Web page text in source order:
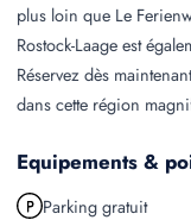
plus loin que Le
Rostock-Laage est
Réservez dès
dans cette région
Equipements &
Parking gratuit